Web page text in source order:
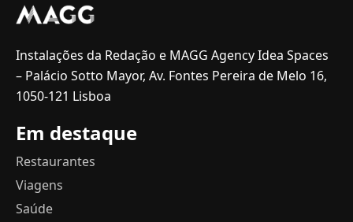
Instalações da Redação e MAGG Agency Idea Spaces
– Palácio Sotto Mayor, Av. Fontes Pereira de Melo 16,
1050-121 Lisboa
Em destaque
Restaurantes
Viagens
Saúde